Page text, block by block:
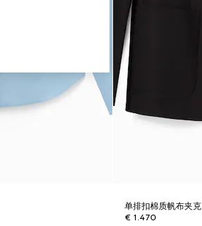
单排扣棉质帆布夹克
€ 1.470